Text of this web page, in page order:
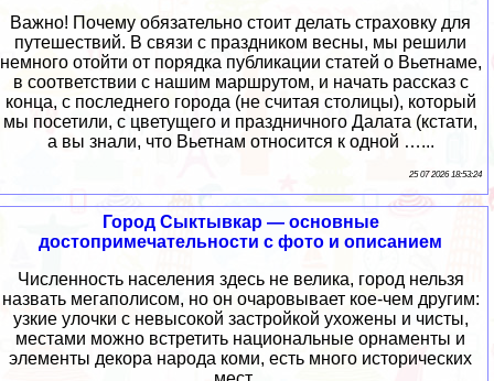
Важно! Почему обязательно стоит делать страховку для
путешествий. В связи с праздником весны, мы решили
немного отойти от порядка публикации статей о Вьетнаме,
в соответствии с нашим маршрутом, и начать рассказ с
конца, с последнего города (не считая столицы), который
мы посетили, с цветущего и праздничного Далата (кстати,
а вы знали, что Вьетнам относится к одной …...
25 07 2026 18:53:24
Город Сыктывкар — основные
достопримечательности с фото и описанием
Численность населения здесь не велика, город нельзя
назвать мегаполисом, но он очаровывает кое-чем другим:
узкие улочки с невысокой застройкой ухожены и чисты,
местами можно встретить национальные орнаменты и
элементы декора народа коми, есть много исторических